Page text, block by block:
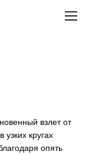
взлет от
кругах
опять